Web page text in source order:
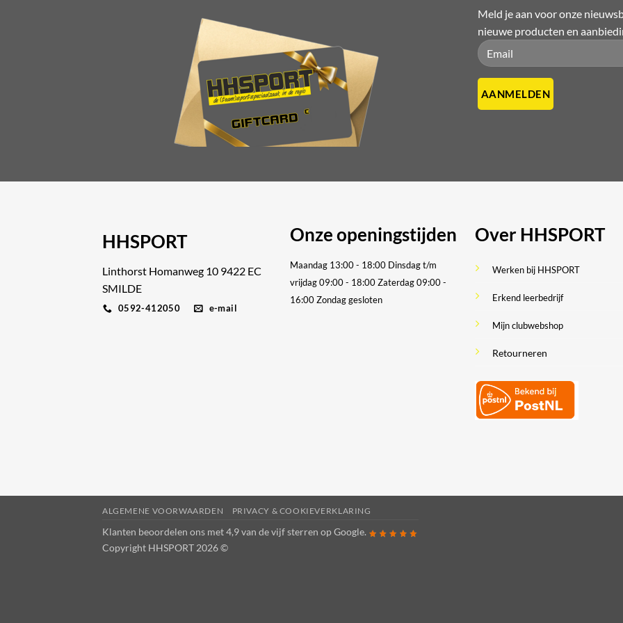
worden
op
de
productpagina
Meld je aan voor onze
nieuwe producten en
Please leave this field empty.
Please leave this field empty.
HHSPORT
Linthorst Homanweg 10 9422 EC
SMILDE
0592-412050 e-mail
Onze openingstijden
Maandag 13:00 - 18:00 Dinsdag t/m
vrijdag 09:00 - 18:00Zaterdag 09:00 -
16:00Zondag gesloten
Over HHSPORT
Werken bij HHSPORT
Erkend leerbedrijf
Mijn clubwebshop
Retourneren
ALGEMENE VOORWAARDEN PRIVACY & COOKIEVERKLARING
Klanten beoordelen ons met 4,9 van de vijf sterren opGoogle.
Copyright HHSPORT 2026 ©